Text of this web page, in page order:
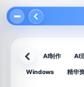
返回 AI制作 AI
Windows 精华